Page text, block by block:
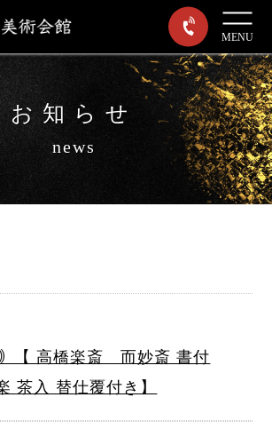
MENU
お知らせ
news
｠【 高橋楽斎 而妙斎 書付
茶入 替仕覆付き】